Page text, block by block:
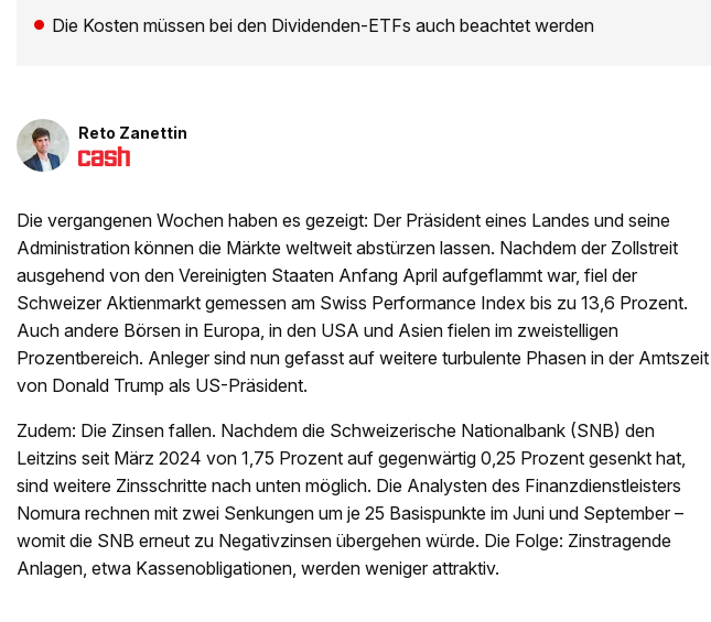
Die Kosten müssen bei den Dividenden-ETFs auch beachtet werden
Reto Zanettin
Die vergangenen Wochen haben es gezeigt: Der Präsident eines Landes und seine
Administration können die Märkte weltweit abstürzen lassen. Nachdem der Zollstreit
ausgehend von den Vereinigten Staaten Anfang April aufgeflammt war, fiel der
Schweizer Aktienmarkt gemessen am Swiss Performance Index bis zu 13,6 Prozent.
Auch andere Börsen in Europa, in den USA und Asien fielen im zweistelligen
Prozentbereich. Anleger sind nun gefasst auf weitere turbulente Phasen in der Amtszeit
von Donald Trump als US-Präsident.
Zudem: Die Zinsen fallen. Nachdem die Schweizerische Nationalbank (SNB) den
Leitzins seit März 2024 von 1,75 Prozent auf gegenwärtig 0,25 Prozent gesenkt hat,
sind weitere Zinsschritte nach unten möglich. Die Analysten des Finanzdienstleisters
Nomura rechnen mit zwei Senkungen um je 25 Basispunkte im Juni und September –
womit die SNB erneut zu Negativzinsen übergehen würde. Die Folge: Zinstragende
Anlagen, etwa Kassenobligationen, werden weniger attraktiv.